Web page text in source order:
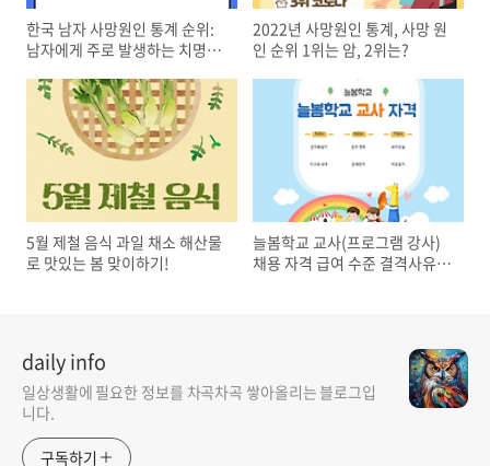
한국 남자 사망원인 통계 순위:
남자에게 주로 발생하는 치명적
2022년 사망원인 통계, 사망 원
인 순위 1위는 암, 2위는?
5월 제철 음식 과일 채소 해산물
로 맛있는 봄 맞이하기!
늘봄학교 교사(프로그램 강사)
채용 자격 급여 수준 결격사유
daily info
일상생활에 필요한 정보를 차곡차곡 쌓아올리는 블로그입
니다.
구독하기